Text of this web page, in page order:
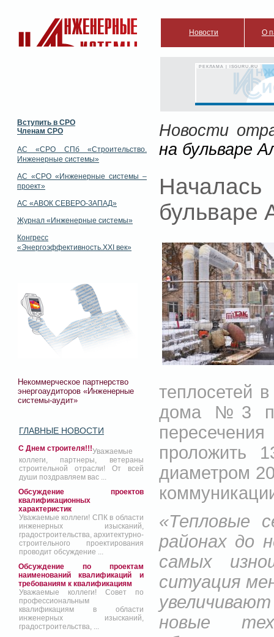
Новости О
РЕКЛАМА | ISGURU.RU
Вступить в СРО
Членам СРО
АС «СРО СПб «Строительство.
Инженерные системы»
АС «СРО «Инженерные системы –
проект»
АС «АВОК СЕВЕРО-ЗАПАД»
Журнал «Инженерные системы»
Конгресс
«Энергоэффективность.XXI век»
Некоммерческое партнерство
энергоаудиторов «Инженерные
системы-аудит»
ГЛАВНЫЕ НОВОСТИ
С Днем строителя!!!Уважаемые
коллеги, партнеры, ветераны
строительной отрасли! От всей
души поздравляем вас ...
Обсуждение проектов
квалификационных
характеристик
Уважаемые коллеги! СПК в области
инженерных изысканий,
градостроительства, архитектурно-
строительного проектирования
проводит обсуждение ...
Обсуждение по проектам
наименований квалификаций и
требованиям к квалификациям
Уважаемые коллеги! Совет по
профессиональным
квалификациям в области
инженерных изысканий,
градостроительства, ...
Новости
на бульваре
бульваре
теплосетей
дома №3 по
проложить
диаметром
«Тепловые
районах до
самых
ситуация
новые